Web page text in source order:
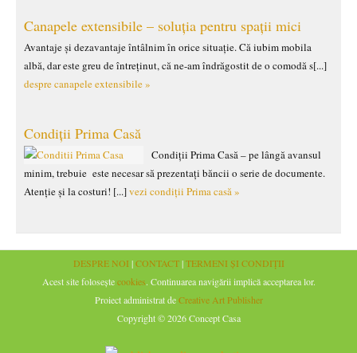
Canapele extensibile – soluția pentru spații mici
Avantaje și dezavantaje întâlnim în orice situație. Că iubim mobila
albă, dar este greu de întreținut, că ne-am îndrăgostit de o comodă s[...]
despre canapele extensibile »
Condiții Prima Casă
Condiții Prima Casă – pe lângă avansul
minim, trebuie este necesar să prezentați băncii o serie de documente.
Atenție și la costuri! [...]vezi condiții Prima casă »
DESPRE NOI |CONTACT|TERMENI ȘI CONDIȚII
Acest site foloseștecookies. Continuarea navigării implică acceptarea lor.
Proiect administrat deCreative Art Publisher
Copyright © 2026 Concept Casa